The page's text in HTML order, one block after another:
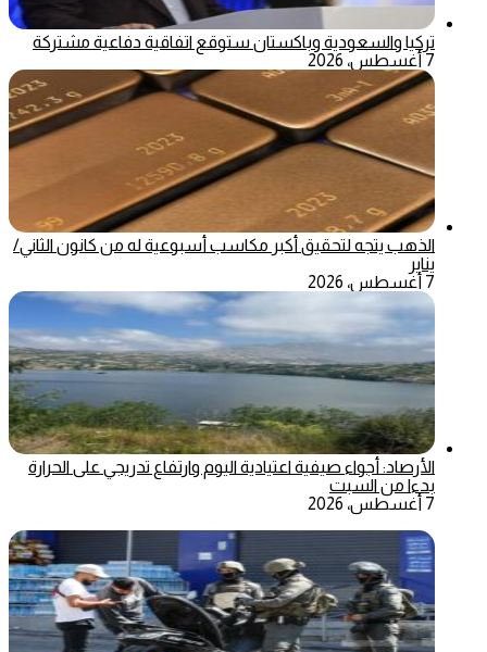
تركيا والسعودية وباكستان ستوقع اتفاقية دفاعية مشتركة
7 أغسطس، 2026
الذهب يتجه لتحقيق أكبر مكاسب أسبوعية له من كانون الثاني/
يناير
7 أغسطس، 2026
الأرصاد: أجواء صيفية اعتيادية اليوم وارتفاع تدريجي على الحرارة
بدءا من السبت
7 أغسطس، 2026